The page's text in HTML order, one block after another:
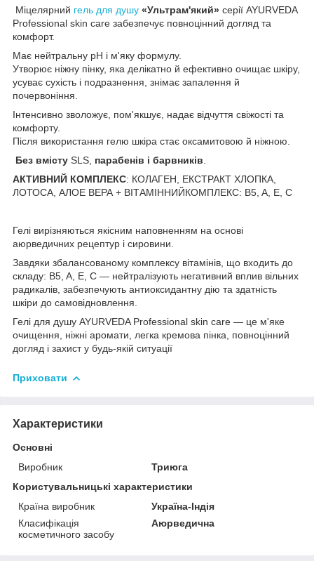
Міцелярний гель для душу «Ультрам'який» серії AYURVEDA
Professional skin care забезпечує повноцінний догляд та
комфорт.
Має нейтральну pH і м'яку формулу.
Утворює ніжну пінку, яка делікатно й ефективно очищає шкіру,
усуває сухість і подразнення, знімає запалення й
почервоніння.
Інтенсивно зволожує, пом'якшує, надає відчуття свіжості та
комфорту.
Після використання гелю шкіра стає оксамитовою й ніжною.
Без вмісту SLS, парабенів і барвників
АКТИВНИЙ КОМПЛЕКС: КОЛАГЕН, ЕКСТРАКТ ХЛОПКА,
ЛОТОСА, АЛОЕ ВЕРА + ВІТАМІННИЙКОМПЛЕКС: B5, A, E, C
Гелі вирізняються якісним наповненням на основі
аюрведичних рецептур і сировини.
Завдяки збалансованому комплексу вітамінів, що входить до
складу: B5, A, E, C — нейтралізують негативний вплив вільних
радикалів, забезпечують антиоксидантну дію та здатність
шкіри до самовідновлення.
Гелі для душу AYURVEDA Professional skin care — це м'яке
очищення, ніжні аромати, легка кремова пінка, повноцінний
догляд і захист у будь-якій ситуації
Приховати
Характеристики
Основні
Виробник
Триюга
Користувальницькі характеристики
Країна виробник
Україна-Індія
Класифікація
косметичного засобу
Аюрведична